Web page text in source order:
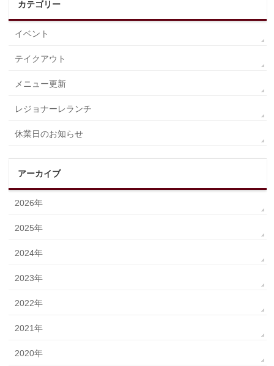
カテゴリー
イベント
テイクアウト
メニュー更新
レジョナーレランチ
休業日のお知らせ
アーカイブ
2026年
2025年
2024年
2023年
2022年
2021年
2020年